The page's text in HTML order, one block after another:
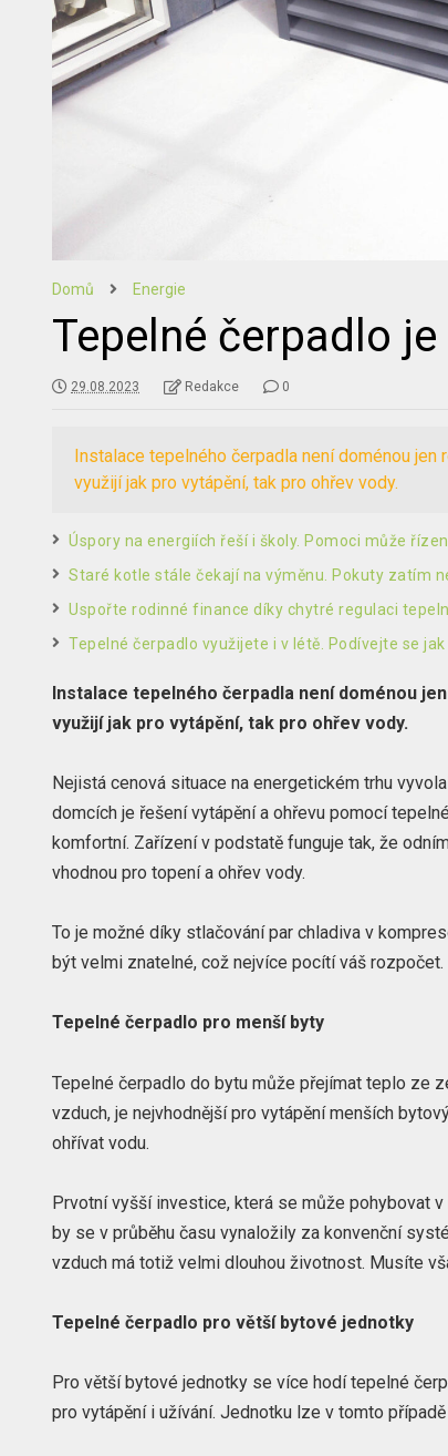
Domů Energie
Tepelné čerpadlo
29.08.2023 Redakce 0
Instalace tepelného čerpadla není doménou
využijí jak pro vytápění, tak pro ohřev vody.
Úspory na energiích řeší i školy. Pomoci může
Staré kotle stále čekají na výměnu. Pokuty zatím
Uspořte rodinné finance díky chytré regulaci
Tepelné čerpadlo využijete i v létě. Podívejte se jak
Instalace tepelného čerpadla není doménou
využijí jak pro vytápění, tak pro ohřev vody.
Nejistá cenová situace na energetickém trhu
domcích je řešení vytápění a ohřevu pomocí
komfortní. Zařízení v podstatě funguje tak, že
vhodnou pro topení a ohřev vody.
To je možné díky stlačování par chladiva v
být velmi znatelné, což nejvíce pocítí váš rozpočet.
Tepelné čerpadlo pro menší byty
Tepelné čerpadlo do bytu může přejímat teplo ze
vzduch, je nejvhodnější pro vytápění menších
ohřívat vodu.
Prvotní vyšší investice, která se může pohybovat
by se v průběhu času vynaložily za konvenční
vzduch má totiž velmi dlouhou životnost. Musíte
Tepelné čerpadlo pro větší bytové jednotky
Pro větší bytové jednotky se více hodí tepelné
pro vytápění i užívání. Jednotku lze v tomto